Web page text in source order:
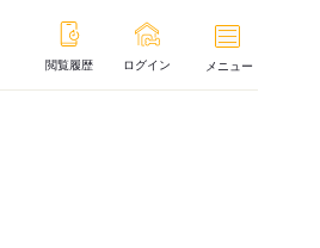
閲覧履歴 ログイン メニュー